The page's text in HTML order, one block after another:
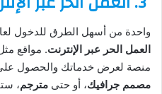
واحدة من أسهل الطرق للدخول
العمل الحر عبر الإنترنت. مواقع
منصة لعرض خدماتك والحصول
مصمم جرافيك، أو حتى مترجم،